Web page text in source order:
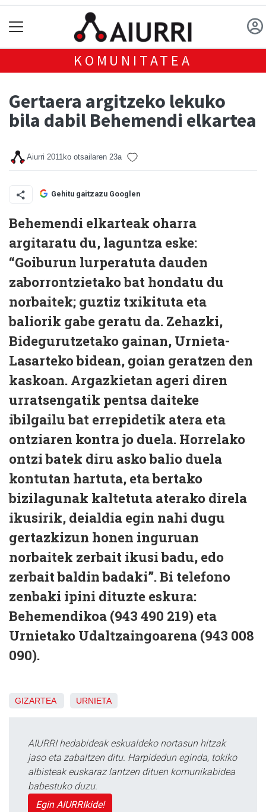
KOMUNITATEA
Gertaera argitzeko lekuko
bila dabil Behemendi elkartea
Aiurri 2011ko otsailaren 23a
Gehitu gaitzazu Googlen
Behemendi elkarteak oharra
argitaratu du, laguntza eske:
“Goiburun lurperatuta dauden
zaborrontzietako bat hondatu du
norbaitek; guztiz txikituta eta
baliorik gabe geratu da. Zehazki,
Bidegurutzetako gainan, Urnieta-
Lasarteko bidean, goian geratzen den
kaskoan. Argazkietan ageri diren
urratsengatik pentsa daiteke
ibilgailu bat errepidetik atera eta
ontziaren kontra jo duela. Horrelako
ontzi batek diru asko balio duela
kontutan hartuta, eta bertako
bizilagunak kaltetuta aterako direla
ikusirik, deialdia egin nahi dugu
gertazkizun honen inguruan
norbaitek zerbait ikusi badu, edo
zerbait baldin badaki”. Bi telefono
zenbaki ipini dituzte eskura:
Behemendikoa (943 490 219) eta
Urnietako Udaltzaingoarena (943 008
090).
GIZARTEA URNIETA
AIURRI hedabideak eskualdeko nortasun hitzak
jaso eta zabaltzen ditu. Harpidedun eginda, tokiko
albisteak euskaraz lantzen dituen komunikabidea
babestuko duzu.
Egin AIURRIkide!